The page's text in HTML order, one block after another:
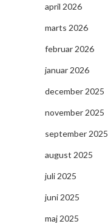
april 2026
marts 2026
februar 2026
januar 2026
december 2025
november 2025
september 2025
august 2025
juli 2025
juni 2025
maj 2025